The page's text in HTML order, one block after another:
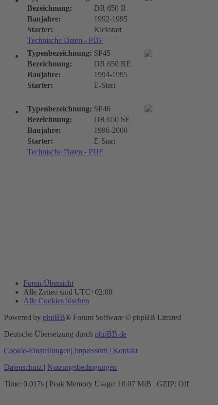
Bezeichnung:
DR 650 R
Baujahre:
1992-1995
Starter:
Kickstart
Technische Daten - PDF
Typenbezeichnung: SP45
Bezeichnung:
DR 650 RE
Baujahre:
1994-1995
Starter:
E-Start
Typenbezeichnung: SP46
Bezeichnung:
DR 650 SE
Baujahre:
1996-2000
Starter:
E-Start
Technische Daten - PDF
Foren-Übersicht
Alle Zeiten sind UTC+02:00
Alle Cookies löschen
Powered by phpBB® Forum Software © phpBB Limited
Deutsche Übersetzung durch phpBB.de
Cookie-Einstellungen| Impressum | Kontakt
Datenschutz | Nutzungsbedingungen
Time: 0.017s | Peak Memory Usage: 10.07 MiB | GZIP: Off